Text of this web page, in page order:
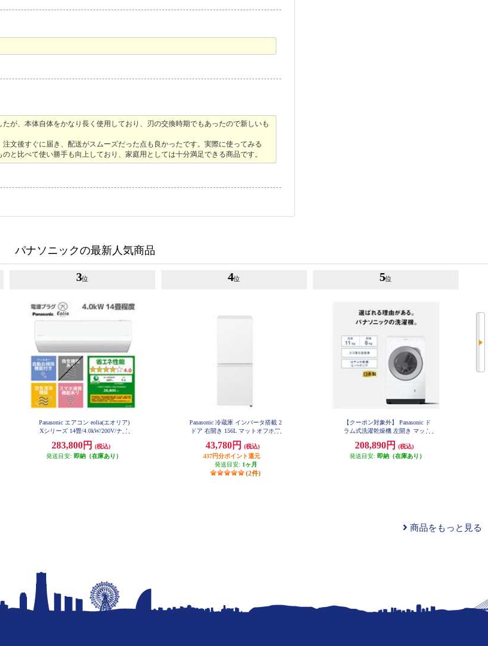
が、本体自体をかなり長く使用しており、刃の交換時期でもあったので新しいも
文後すぐに届き、配送がスムーズだった点も良かったです。実際に使ってみる
と比べて使い勝手も向上しており、家庭用としては十分満足できる商品です。
パナソニックの最新人気商品
3位
Panasonic エアコン eolia(エオリア)
Xシリーズ 14畳/4.0kW/200V/ナノ
付/W/2026年度 CS-X406D2-ESET
283,800円
(税込)
発送目安: 即納（在庫あり）
4位
Panasonic 冷蔵庫 インバータ搭載 2
ドア 右開き 156L マットオフホワ
43,780円
(税込)
437円分ポイント還元
発送目安: 1ヶ月
(2件)
5位
【クーポン対象外】 Panasonic ド
ラム式洗濯乾燥機 左開き マット
LX113EL-W
208,890円
(税込)
発送目安: 即納（在庫あり）
商品をもっと見る